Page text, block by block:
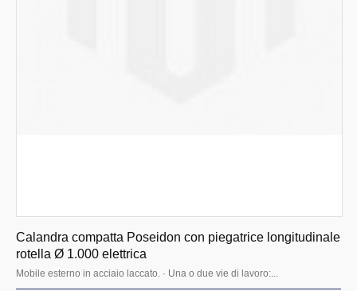
Calandra compatta Poseidon con piegatrice longitudinale
rotella Ø 1.000 elettrica
Mobile esterno in acciaio laccato. · Una o due vie di lavoro:...